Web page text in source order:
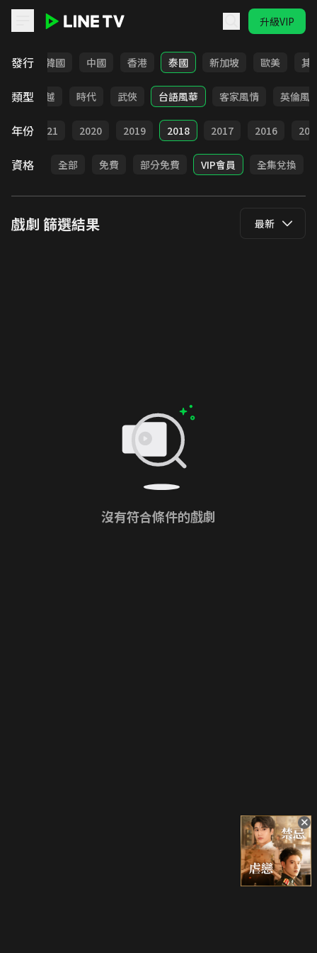
升級VIP
發行
日本 韓國 中國 香港 泰國 新加坡 歐美 其
類型
俠 穿越 時代 武俠 台語風華 客家風情 英倫風
年份 2021 2020 2019 2018 2017 2016
資格 全部 免費 部分免費 VIP會員 全集兌換
戲劇 篩選結果 最新
沒有符合條件的戲劇